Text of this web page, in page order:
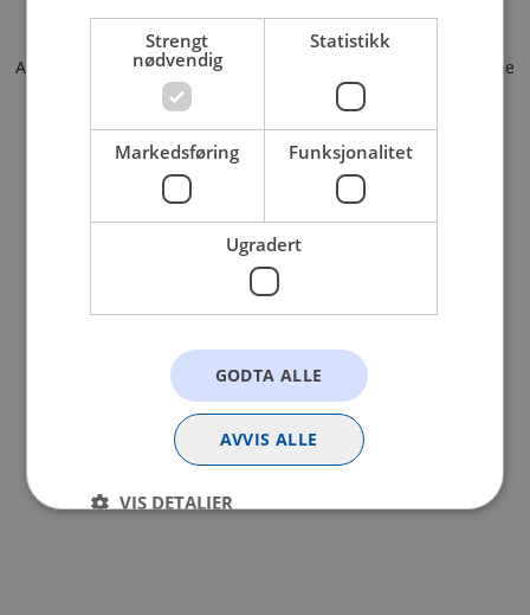
Application error: a client-side exception has occurred (see the
browser console for more information).
Strengt
nødvendig
Statistikk
Markedsføring Funksjonalitet
Ugradert
GODTA ALLE
AVVIS ALLE
VIS DETALJER